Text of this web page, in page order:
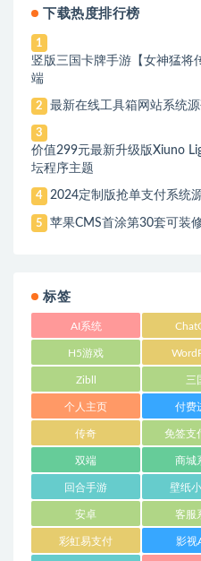
下载热度排行榜
1
竖版三国卡牌手游【女神猛将
端
2 最新在线工具箱网站系统
3
价值299元最新升级版Xiuno
坛程序主题
4 2024定制版抢单支付系统
5 苹果CMS首涂第30套可装
标签
AI系统
H5游戏
Zibll 三
个人主页 付费
传奇 免签支
双端 商城
回合手游 壁纸
安卓 客服
彩虹易支付 影视